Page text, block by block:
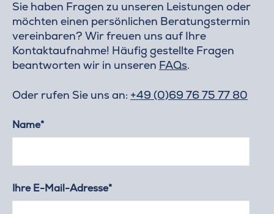
Sie haben Fragen zu unseren Leistungen oder
möchten einen persönlichen Beratungstermin
vereinbaren? Wir freuen uns auf Ihre
Kontaktaufnahme! Häufig gestellte Fragen
beantworten wir in unseren FAQs.
Oder rufen Sie uns an: +49 (0)69 76 75 77 80
Name*
Ihre E-Mail-Adresse*